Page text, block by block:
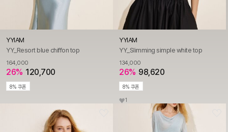
YYIAM
YY_Resort blue chiffon top
164,000
26% 120,700
8% 쿠폰
YYIAM
YY_Slimming simple white top
134,000
26% 98,620
8% 쿠폰
1